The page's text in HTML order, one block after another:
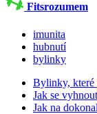
Fitsrozumem
imunita
hubnutí
bylinky
Bylinky, které
Jak se
Jak na